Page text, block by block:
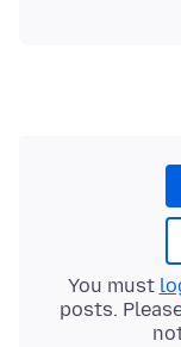
You must
posts.